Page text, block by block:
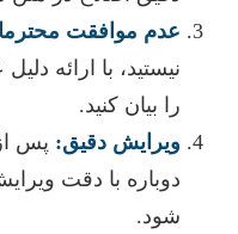
عدم موافقت
نیستید، با ارائه
را بیان کنید.
ویرایش دقیق: پس
دوباره با دقت
شود.